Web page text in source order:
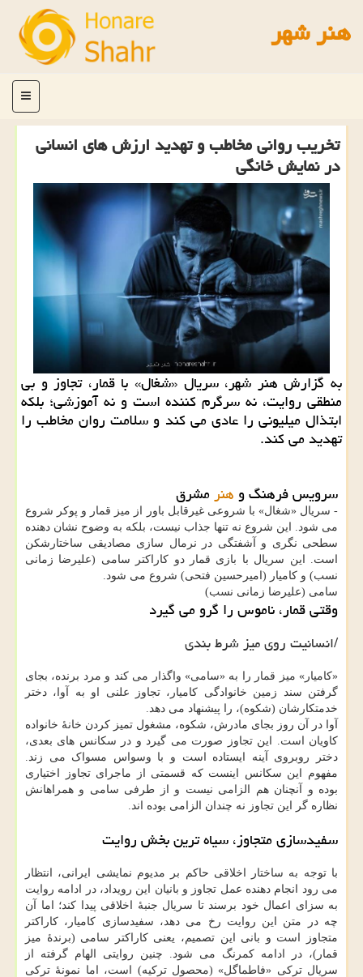
هنر شهر
منو
تخریب روانی مخاطب و تهدید ارزش های انسانی
در نمایش خانگی
به گزارش هنر شهر، سریال «شغال» با قمار، تجاوز و بی
منطقی روایت، نه سرگرم کننده است و نه آموزشی؛ بلکه
ابتذال میلیونی را عادی می کند و سلامت روان مخاطب را
تهدید می کند.
سرویس فرهنگ وهنرمشرق
- سریال «شغال» با شروعی غیرقابل باور از میز قمار و پوکر شروع
می شود. این شروع نه تنها جذاب نیست، بلکه به وضوح نشان دهنده
سطحی نگری و آشفتگی در نرمال سازی مصادیقی ساختارشکن
است. این سریال با بازی قمار دو کاراکتر سامی (علیرضا زمانی
نسب) و کامیار (امیرحسین فتحی) شروع می شود.
سامی (علیرضا زمانی نسب)
وقتی قمار، ناموس را گرو می گیرد
/انسانیت روی میز شرط بندی
«کامیار» میز قمار را به «سامی» واگذار می کند و مرد برنده، بجای
گرفتن سند زمین خانوادگی کامیار، تجاوز علنی او به آوا، دختر
خدمتکارشان (شکوه)، را پیشنهاد می دهد.
آوا در آن روز بجای مادرش، شکوه، مشغول تمیز کردن خانهٔ خانواده
کاویان است. این تجاوز صورت می گیرد و در سکانس های بعدی،
دختر روبروی آینه ایستاده است و با وسواس مسواک می زند.
مفهوم این سکانس اینست که قسمتی از ماجرای تجاوز اختیاری
بوده و آنچنان هم الزامی نیست و از طرفی سامی و همراهانش
نظاره گر این تجاوز نه چندان الزامی بوده اند.
سفیدسازی متجاوز، سیاه ترین بخش روایت
با توجه به ساختار اخلاقی حاکم بر مدیوم نمایشی ایرانی، انتظار
می رود انجام دهنده عمل تجاوز و بانیان این رویداد، در ادامه روایت
به سزای اعمال خود برسند تا سریال جنبهٔ اخلاقی پیدا کند؛ اما آن
چه در متن این روایت رخ می دهد، سفیدسازی کامیار، کاراکتر
متجاوز است و بانی این تصمیم، یعنی کاراکتر سامی (برندهٔ میز
قمار)، در ادامه کمرنگ می شود. چنین روایتی الهام گرفته از
سریال ترکی «فاطماگل» (محصول ترکیه) است، اما نمونهٔ ترکی